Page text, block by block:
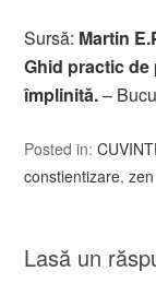
Sursă: Martin
Ghid practic
împlinită.–
Posted in:
constientizare,zen
Lasă un